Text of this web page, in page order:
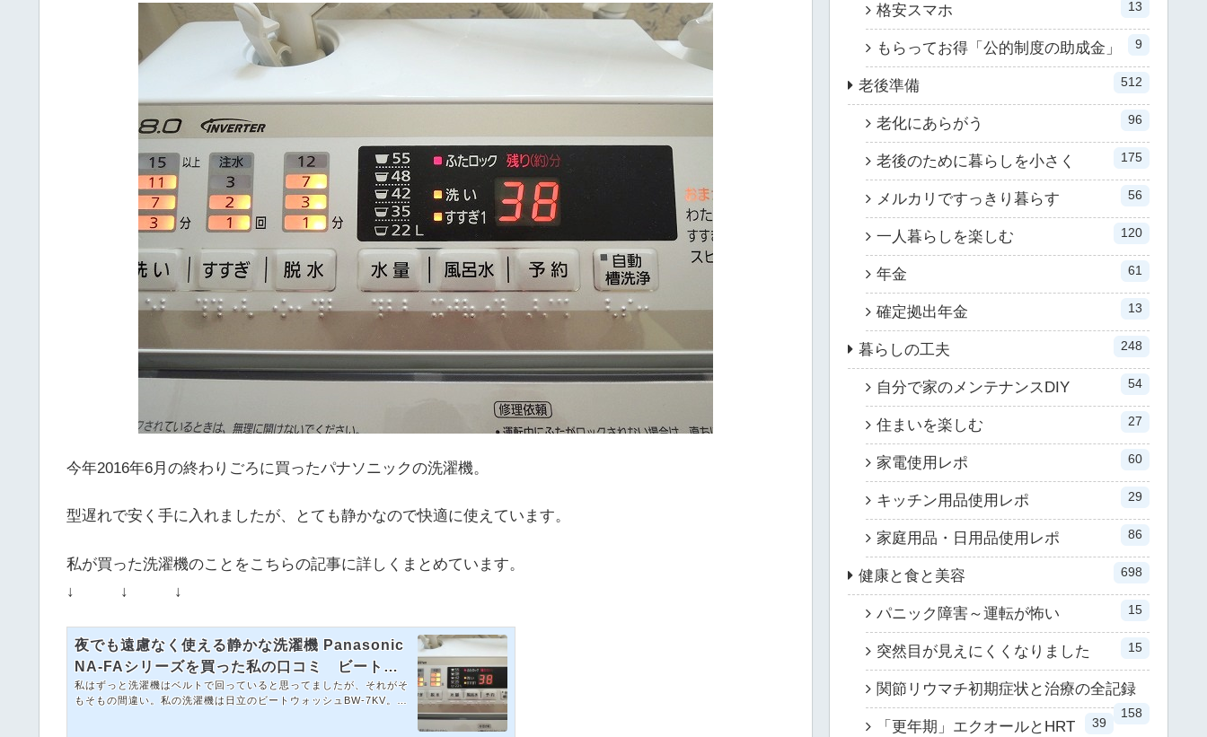
今年2016年6月の終わりごろに買ったパナソニックの洗濯機。
型遅れで安く手に入れましたが、とても静かなので快適に使えています。
私が買った洗濯機のことをこちらの記事に詳しくまとめています。
↓ ↓ ↓
夜でも遠慮なく使える静かな洗濯機 Panasonic
NA-FAシリーズを買った私の口コミ ビートウ
ォッシュとの比較
私はずっと洗濯機はベルトで回っていると思ってましたが、それがそ
もそもの間違い。私の洗濯機は日立のビートウォッシュBW-7KV。と
格安スマホ 13
もらってお得「公的制度の助成金」 9
老後準備 512
老化にあらがう 96
老後のために暮らしを小さく 175
メルカリですっきり暮らす 56
一人暮らしを楽しむ 120
年金 61
確定拠出年金 13
暮らしの工夫 248
自分で家のメンテナンスDIY 54
住まいを楽しむ 27
家電使用レポ 60
キッチン用品使用レポ 29
家庭用品・日用品使用レポ 86
健康と食と美容 698
パニック障害～運転が怖い 15
突然目が見えにくくなりました 15
関節リウマチ初期症状と治療の全記録
158
「更年期」エクオールとHRT 39